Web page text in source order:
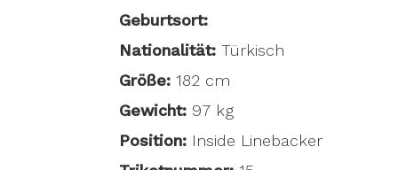
Geburtsort:
Nationalität: Türkisch
Größe: 182 cm
Gewicht: 97 kg
Position: Inside Linebacker